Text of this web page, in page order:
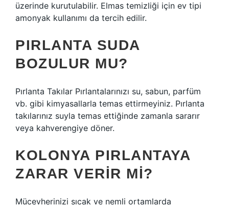
üzerinde kurutulabilir. Elmas temizliği için ev tipi
amonyak kullanımı da tercih edilir.
PIRLANTA SUDA
BOZULUR MU?
Pırlanta Takılar Pırlantalarınızı su, sabun, parfüm
vb. gibi kimyasallarla temas ettirmeyiniz. Pırlanta
takılarınız suyla temas ettiğinde zamanla sararır
veya kahverengiye döner.
KOLONYA PIRLANTAYA
ZARAR VERIR MI?
Mücevherinizi sıcak ve nemli ortamlarda